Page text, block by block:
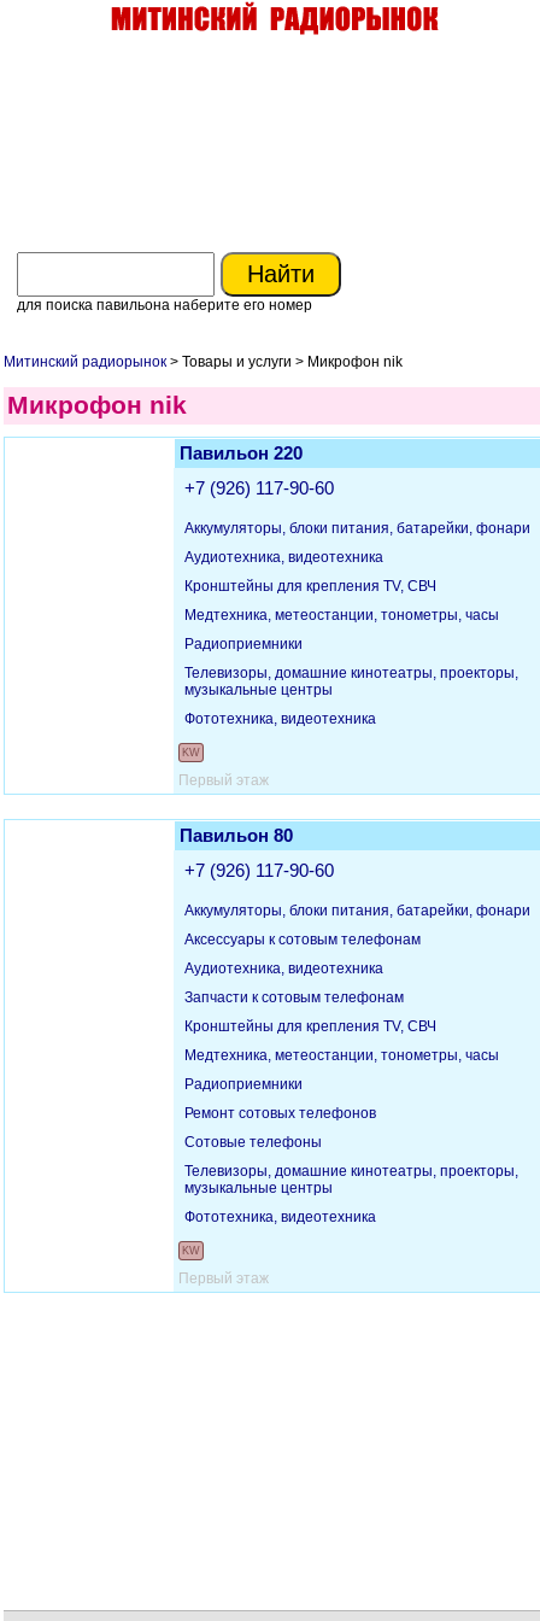
для поиска павильона наберите его номер
Митинский радиорынок > Товары и услуги > Микрофон nik
Микрофон nik
Павильон 220
+7 (926) 117-90-60
Аккумуляторы, блоки питания, батарейки, фонари
Аудиотехника, видеотехника
Кронштейны для крепления TV, СВЧ
Медтехника, метеостанции, тонометры, часы
Радиоприемники
Телевизоры, домашние кинотеатры, проекторы,
музыкальные центры
Фототехника, видеотехника
KW
Первый этаж
Павильон 80
+7 (926) 117-90-60
Аккумуляторы, блоки питания, батарейки, фонари
Аксессуары к сотовым телефонам
Аудиотехника, видеотехника
Запчасти к сотовым телефонам
Кронштейны для крепления TV, СВЧ
Медтехника, метеостанции, тонометры, часы
Радиоприемники
Ремонт сотовых телефонов
Сотовые телефоны
Телевизоры, домашние кинотеатры, проекторы,
музыкальные центры
Фототехника, видеотехника
KW
Первый этаж